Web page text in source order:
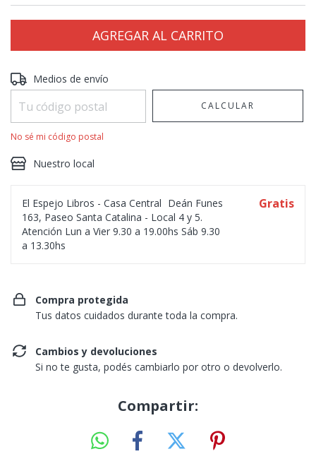
Entregas para el CP:
Medios de envío
CALCULAR
No sé mi código postal
Nuestro local
El Espejo Libros - Casa Central Deán Funes
163, Paseo Santa Catalina - Local 4 y 5.
Atención Lun a Vier 9.30 a 19.00hs Sáb 9.30
a 13.30hs
Gratis
Compra protegida
Tus datos cuidados durante toda la compra.
Cambios y devoluciones
Si no te gusta, podés cambiarlo por otro o devolverlo.
Compartir: